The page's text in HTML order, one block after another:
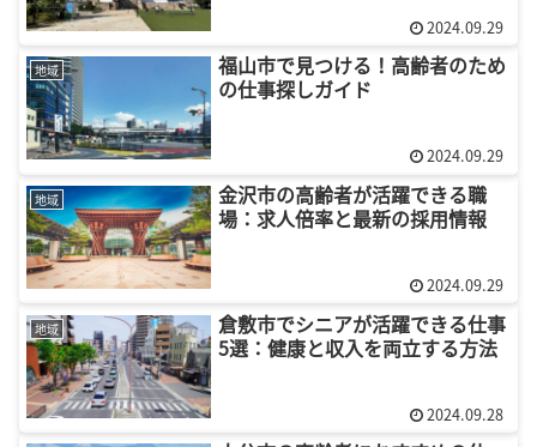
2024.09.29
地域
福山市で見つける！高齢者のため
の仕事探しガイド
2024.09.29
地域
金沢市の高齢者が活躍できる職
場：求人倍率と最新の採用情報
2024.09.29
地域
倉敷市でシニアが活躍できる仕事
5選：健康と収入を両立する方法
2024.09.28